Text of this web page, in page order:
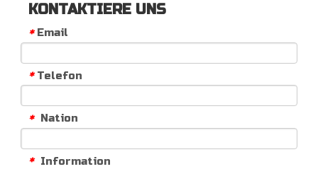
KONTAKTIERE UNS
* Email
* Telefon
* Nation
* Information